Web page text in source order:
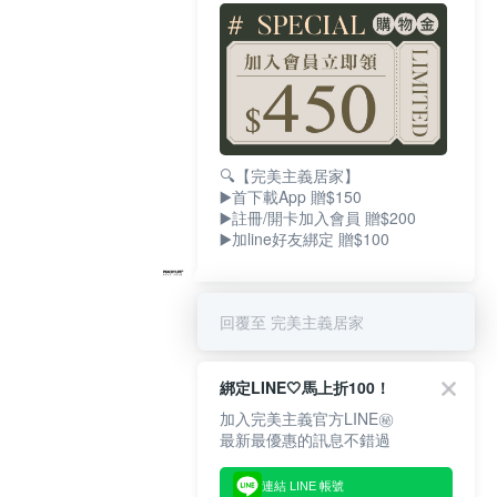
🔍【完美主義居家】
▶️首下載App 贈$150
▶️註冊/開卡加入會員 贈$200
▶️加line好友綁定 贈$100
回覆至 完美主義居家
綁定LINE🤍馬上折100！
加入完美主義官方LINE㊙
最新最優惠的訊息不錯過
連結 LINE 帳號